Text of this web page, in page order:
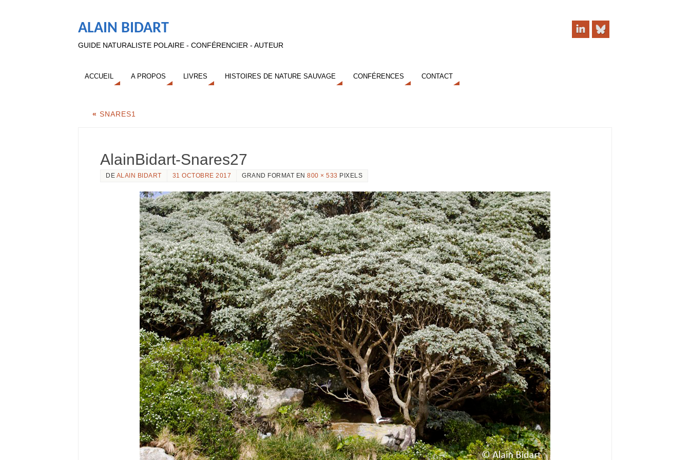
ALAIN BIDART
GUIDE NATURALISTE POLAIRE - CONFÉRENCIER - AUTEUR
ACCUEIL A PROPOS LIVRES HISTOIRES DE NATURE SAUVAGE CONFÉRENCES CONTACT
« SNARES1
AlainBidart-Snares27
DE ALAIN BIDART 31 OCTOBRE 2017 GRAND FORMAT EN 800 × 533 PIXELS